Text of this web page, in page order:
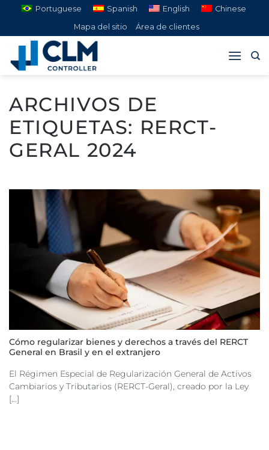
Saltar
contenido
Portuguese Spanish English
Chinese
Mapa del sitio
Área de clientes
ARCHIVOS DE
ETIQUETAS: RERCT-
GERAL 2024
Cómo regularizar bienes y derechos a través del RERCT
General en Brasil y en el extranjero
El Régimen Especial de Regularización General de Activos
Cambiarios y Tributarios (RERCT-Geral), creado por la Ley
[...]